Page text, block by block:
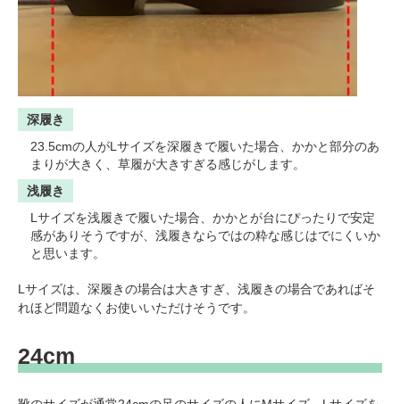
深履き
23.5cmの人がLサイズを深履きで履いた場合、かかと部分のあ
まりが大きく、草履が大きすぎる感じがします。
浅履き
Lサイズを浅履きで履いた場合、かかとが台にぴったりで安定
感がありそうですが、浅履きならではの粋な感じはでにくいか
と思います。
Lサイズは、深履きの場合は大きすぎ、浅履きの場合であればそ
れほど問題なくお使いいただけそうです。
24cm